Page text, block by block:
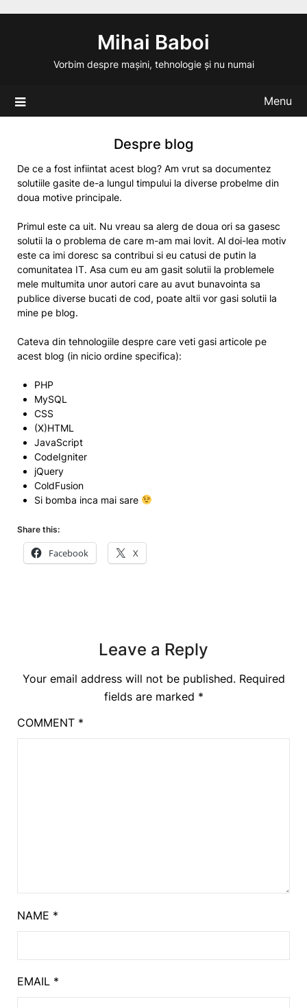
Mihai Baboi
Vorbim despre mașini, tehnologie și nu numai
Menu
Despre blog
De ce a fost infiintat acest blog? Am vrut sa documentez
solutiile gasite de-a lungul timpului la diverse probelme din
doua motive principale.
Primul este ca uit. Nu vreau sa alerg de doua ori sa gasesc
solutii la o problema de care m-am mai lovit. Al doi-lea motiv
este ca imi doresc sa contribui si eu catusi de putin la
comunitatea IT. Asa cum eu am gasit solutii la problemele
mele multumita unor autori care au avut bunavointa sa
publice diverse bucati de cod, poate altii vor gasi solutii la
mine pe blog.
Cateva din tehnologiile despre care veti gasi articole pe
acest blog (in nicio ordine specifica):
PHP
MySQL
CSS
(X)HTML
JavaScript
CodeIgniter
jQuery
ColdFusion
Si bomba inca mai sare
Share this:
Facebook X
Leave a Reply
Your email address will not be published. Required
fields are marked *
COMMENT *
NAME *
EMAIL *